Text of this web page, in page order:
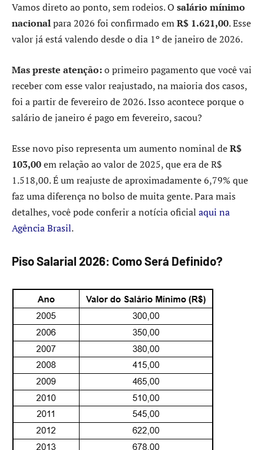
Vamos direto ao ponto, sem rodeios. O salário mínimo
nacionalpara 2026 foi confirmado emR$ 1.621,00. Esse
valor já está valendo desde o dia 1º de janeiro de 2026.
Mas preste atenção:o primeiro pagamento que você vai
receber com esse valor reajustado, na maioria dos casos,
foi a partir de fevereiro de 2026. Isso acontece porque o
salário de janeiro é pago em fevereiro, sacou?
Esse novo piso representa um aumento nominal deR$
103,00em relação ao valor de 2025, que era de R$
1.518,00. É um reajuste de aproximadamente 6,79% que
faz uma diferença no bolso de muita gente. Para mais
detalhes, você pode conferir a notícia oficial aqui na
Agência Brasil.
Piso Salarial 2026: Como Será Definido?